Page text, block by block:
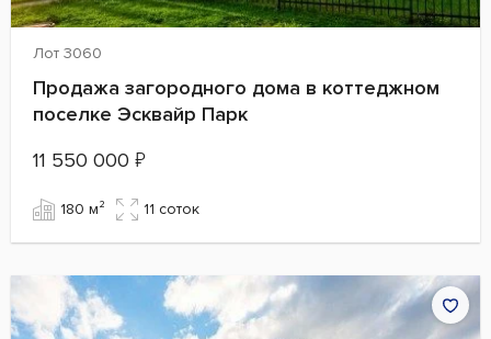
Лот 3060
Продажа загородного дома в коттеджном
поселке Эсквайр Парк
11 550 000 ₽
180 м² 11 cоток